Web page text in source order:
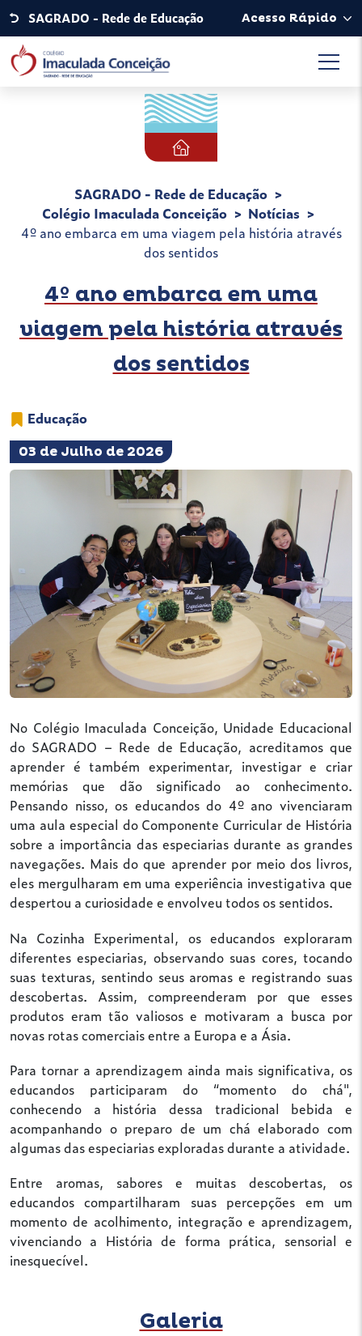
SAGRADO - Rede de Educação Acesso Rápido
SAGRADO - Rede de Educação
Colégio Imaculada Conceição
Notícias
4º ano embarca em uma viagem pela história através
dos sentidos
4º ano embarca em uma
viagem pela história através
dos sentidos
Educação
03 de Julho de 2026
No Colégio Imaculada Conceição, Unidade Educacional
do SAGRADO – Rede de Educação, acreditamos que
aprender é também experimentar, investigar e criar
memórias que dão significado ao conhecimento.
Pensando nisso, os educandos do 4º ano vivenciaram
uma aula especial do Componente Curricular de História
sobre a importância das especiarias durante as grandes
navegações. Mais do que aprender por meio dos livros,
eles mergulharam em uma experiência investigativa que
despertou a curiosidade e envolveu todos os sentidos.
Na Cozinha Experimental, os educandos exploraram
diferentes especiarias, observando suas cores, tocando
suas texturas, sentindo seus aromas e registrando suas
descobertas. Assim, compreenderam por que esses
produtos eram tão valiosos e motivaram a busca por
novas rotas comerciais entre a Europa e a Ásia.
Para tornar a aprendizagem ainda mais significativa, os
educandos participaram do “momento do chá",
conhecendo a história dessa tradicional bebida e
acompanhando o preparo de um chá elaborado com
algumas das especiarias exploradas durante a atividade.
Entre aromas, sabores e muitas descobertas, os
educandos compartilharam suas percepções em um
momento de acolhimento, integração e aprendizagem,
vivenciando a História de forma prática, sensorial e
inesquecível.
Galeria